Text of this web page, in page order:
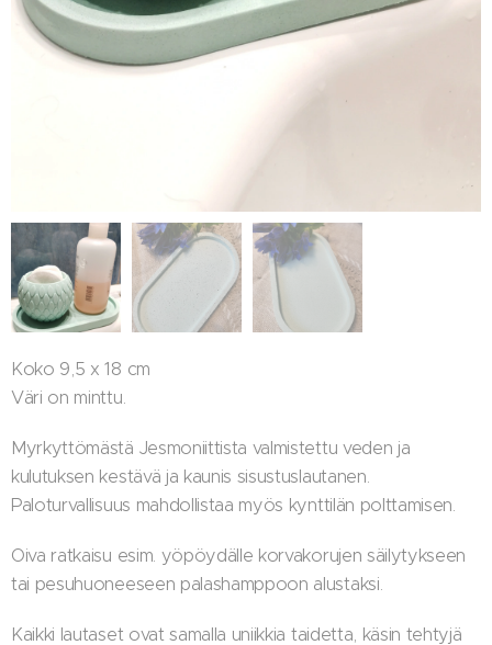
Koko 9,5 x 18 cm
Väri on minttu.
Myrkyttömästä Jesmoniittista valmistettu veden ja
kulutuksen kestävä ja kaunis sisustuslautanen.
Paloturvallisuus mahdollistaa myös kynttilän polttamisen.
Oiva ratkaisu esim. yöpöydälle korvakorujen säilytykseen
tai pesuhuoneeseen palashamppoon alustaksi.
Kaikki lautaset ovat samalla uniikkia taidetta, käsin tehtyjä